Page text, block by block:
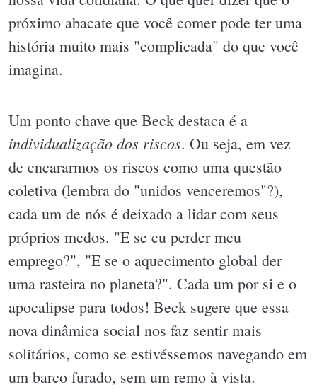
próximo abacate que você comer pode ter uma
história muito mais "complicada" do que você
imagina.
Um ponto chave que Beck destaca é a
individualização dos riscos. Ou seja, em vez
de encararmos os riscos como uma questão
coletiva (lembra do "unidos venceremos"?),
cada um de nós é deixado a lidar com seus
próprios medos. "E se eu perder meu
emprego?", "E se o aquecimento global der
uma rasteira no planeta?". Cada um por si e o
apocalipse para todos! Beck sugere que essa
nova dinâmica social nos faz sentir mais
solitários, como se estivéssemos navegando em
um barco furado, sem um remo à vista.